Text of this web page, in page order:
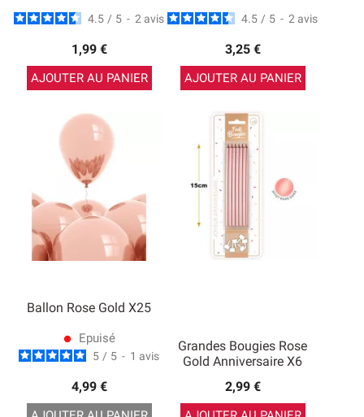
4.5 / 5 - 2 avis
1,99 €
AJOUTER AU PANIER
4.5 / 5 - 2 avis
3,25 €
AJOUTER AU PANIER
Ballon Rose Gold X25
lens Epuisé
5 / 5 - 1 avis
4,99 €
Grandes Bougies Rose
Gold Anniversaire X6
2,99 €